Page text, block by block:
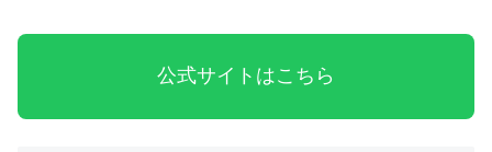
公式サイトはこちら